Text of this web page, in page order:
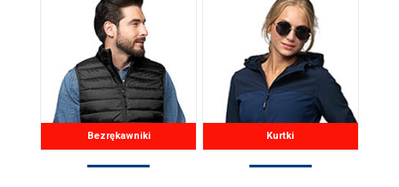
Bezrękawniki Kurtki